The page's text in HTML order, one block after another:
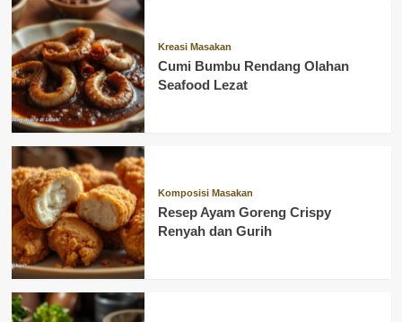
Kreasi Masakan
Cumi Bumbu Rendang Olahan
Seafood Lezat
Komposisi Masakan
Resep Ayam Goreng Crispy
Renyah dan Gurih